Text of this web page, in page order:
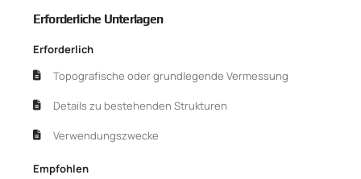
Erforderliche Unterlagen
Erforderlich
Topografische oder grundlegende Vermessung
Details zu bestehenden Strukturen
Verwendungszwecke
Empfohlen